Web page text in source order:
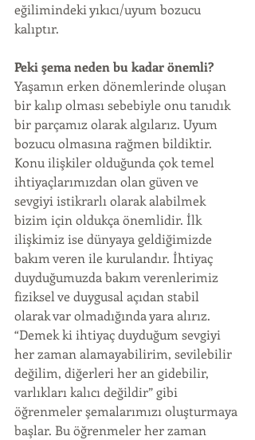
eğilimindeki yıkıcı/uyum bozucu
kalıptır.
Peki şema neden bu kadar önemli?
Yaşamın erken dönemlerinde oluşan
bir kalıp olması sebebiyle onu tanıdık
bir parçamız olarak algılarız. Uyum
bozucu olmasına rağmen bildiktir.
Konu ilişkiler olduğunda çok temel
ihtiyaçlarımızdan olan güven ve
sevgiyi istikrarlı olarak alabilmek
bizim için oldukça önemlidir. İlk
ilişkimiz ise dünyaya geldiğimizde
bakım veren ile kurulandır. İhtiyaç
duyduğumuzda bakım verenlerimiz
fiziksel ve duygusal açıdan stabil
olarak var olmadığında yara alırız.
“Demek ki ihtiyaç duyduğum sevgiyi
her zaman alamayabilirim, sevilebilir
değilim, diğerleri her an gidebilir,
varlıkları kalıcı değildir” gibi
öğrenmeler şemalarımızı oluşturmaya
başlar. Bu öğrenmeler her zaman